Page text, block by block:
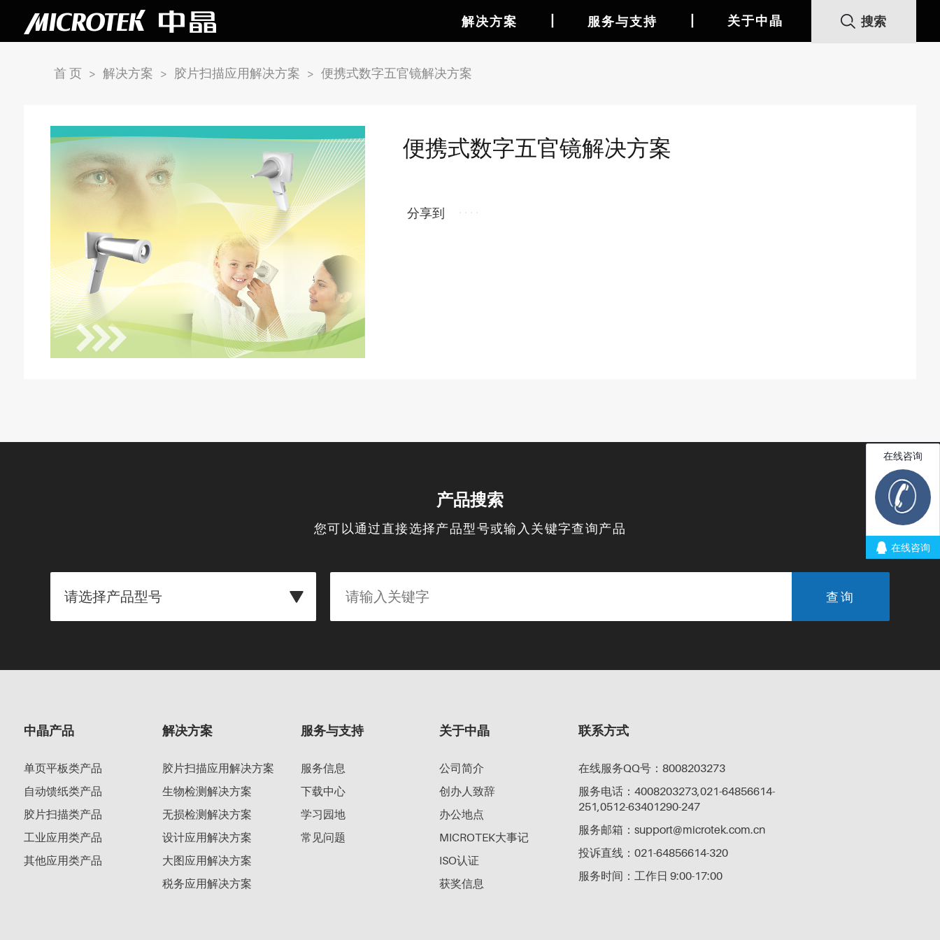
解决方案 服务与支持 关于中晶
首 页 > 解决方案 > 胶片扫描应用解决方案 > 便携式数字五官镜解决方案
便携式数字五官镜解决方案
分享到
产品搜索
您可以通过直接选择产品型号或输入关键字查询产品
中晶产品
单页平板类产品
自动馈纸类产品
胶片扫描类产品
工业应用类产品
其他应用类产品
解决方案
胶片扫描应用解决方案
生物检测解决方案
无损检测解决方案
设计应用解决方案
大图应用解决方案
税务应用解决方案
服务与支持
服务信息
下载中心
学习园地
常见问题
关于中晶
公司简介
创办人致辞
办公地点
MICROTEK大事记
ISO认证
获奖信息
联系方式
在线服务QQ号：8008203273
服务电话：4008203273,021-64856614-
251,0512-63401290-247
服务邮箱：support@microtek.com.cn
投诉直线：021-64856614-320
服务时间：工作日 9:00-17:00